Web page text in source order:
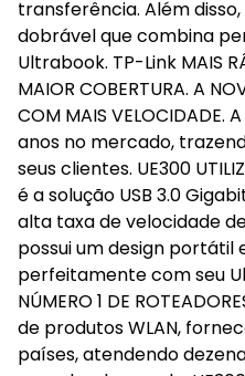
transferência. Além
dobrável que combina
Ultrabook. TP-Link MAIS
MAIOR COBERTURA. A
COM MAIS VELOCIDADE.
anos no mercado,
seus clientes. UE300
é a solução USB 3.0
alta taxa de velocidade
possui um design portátil
perfeitamente com seu
NÚMERO 1 DE
de produtos WLAN,
países, atendendo